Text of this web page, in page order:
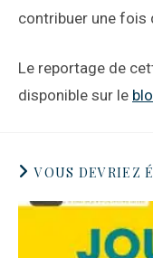
contribuer une fois
Le reportage de
disponible sur le
VOUS DEVRIEZ